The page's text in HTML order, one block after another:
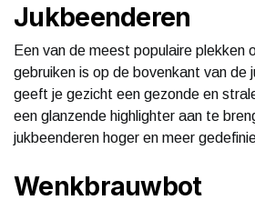
Jukbeenderen
Een van de meest populaire plekken
gebruiken is op de bovenkant van de
geeft je gezicht een gezonde en
een glanzende highlighter aan te
jukbeenderen hoger en meer
Wenkbrauwbot